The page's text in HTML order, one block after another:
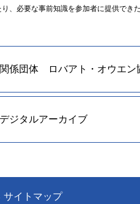
、必要な事前知識を参加者に提供でき
関係団体 ロバアト・オウエン
デジタルアーカイブ
サイトマップ